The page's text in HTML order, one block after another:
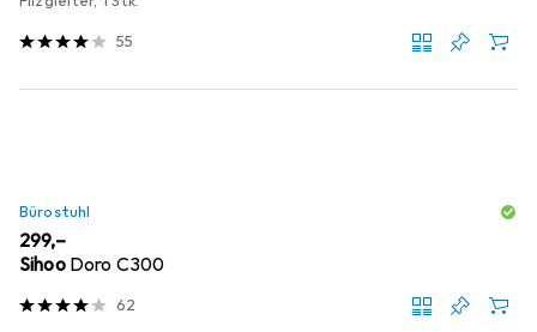
55
Bürostuhl
EUR
299,–
Sihoo Doro C300
62